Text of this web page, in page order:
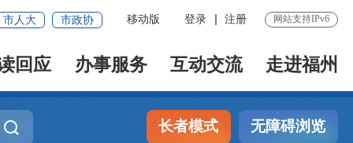
市人大 市政协 移动版 登录 注册 网站支持IPv6
回应 办事服务 互动交流 走进福州
长者模式 无障碍浏览